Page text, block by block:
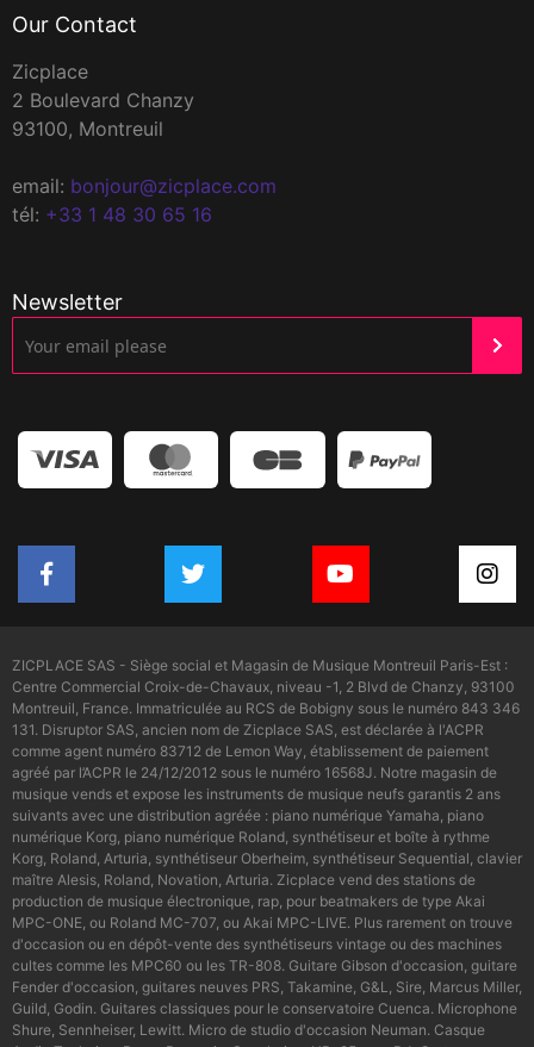
Our Contact
Zicplace
2 Boulevard Chanzy
93100, Montreuil
email: bonjour@zicplace.com
tél: +33 1 48 30 65 16
Newsletter
ZICPLACE SAS - Siège social et Magasin de Musique Montreuil Paris-Est :
Centre Commercial Croix-de-Chavaux, niveau -1, 2 Blvd de Chanzy, 93100
Montreuil, France. Immatriculée au RCS de Bobigny sous le numéro 843 346
131. Disruptor SAS, ancien nom de Zicplace SAS, est déclarée à l'ACPR
comme agent numéro 83712 de Lemon Way, établissement de paiement
agréé par l’ACPR le 24/12/2012 sous le numéro 16568J. Notre magasin de
musique vends et expose les instruments de musique neufs garantis 2 ans
suivants avec une distribution agréée : piano numérique Yamaha, piano
numérique Korg, piano numérique Roland, synthétiseur et boîte à rythme
Korg, Roland, Arturia, synthétiseur Oberheim, synthétiseur Sequential, clavier
maître Alesis, Roland, Novation, Arturia. Zicplace vend des stations de
production de musique électronique, rap, pour beatmakers de type Akai
MPC-ONE, ou Roland MC-707, ou Akai MPC-LIVE. Plus rarement on trouve
d'occasion ou en dépôt-vente des synthétiseurs vintage ou des machines
cultes comme les MPC60 ou les TR-808. Guitare Gibson d'occasion, guitare
Fender d'occasion, guitares neuves PRS, Takamine, G&L, Sire, Marcus Miller,
Guild, Godin. Guitares classiques pour le conservatoire Cuenca. Microphone
Shure, Sennheiser, Lewitt. Micro de studio d'occasion Neuman. Casque